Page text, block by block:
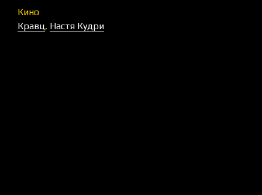
Кино
Кравц, Настя Кудри